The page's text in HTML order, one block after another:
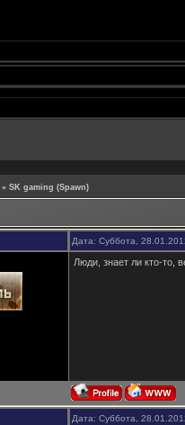
» SK gaming (Spawn)
Дата: Суббота,
Люди, знает ли кто-то,
Дата: Суббота,